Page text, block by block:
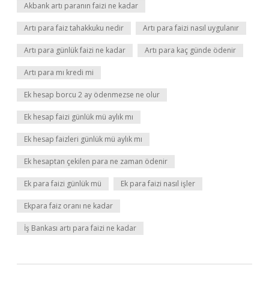
Akbank artı paranın faizi ne kadar
Artı para faiz tahakkuku nedir Artı para faizi nasıl uygulanır
Artı para günlük faizi ne kadar Artı para kaç günde ödenir
Artı para mı kredi mi
Ek hesap borcu 2 ay ödenmezse ne olur
Ek hesap faizi günlük mü aylık mı
Ek hesap faizleri günlük mü aylık mı
Ek hesaptan çekilen para ne zaman ödenir
Ek para faizi günlük mü Ek para faizi nasıl işler
Ekpara faiz oranı ne kadar
İş Bankası artı para faizi ne kadar